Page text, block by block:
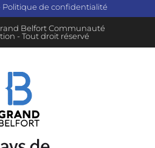
Politique de confidentialité
Belfort Communauté
- Tout droit réservé